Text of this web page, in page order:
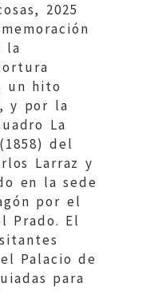
2025
la
un hito
y por la
La
del
Larraz y
en la sede
por el
Prado. El
Palacio de
para